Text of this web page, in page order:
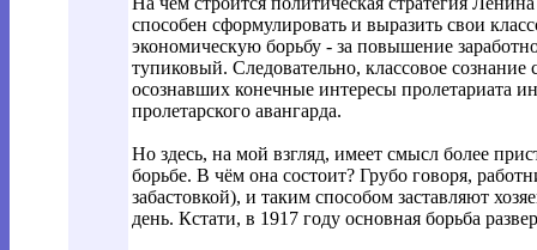
способен сформулировать и выразить свои
экономическую борьбу - за повышение
тупиковый. Следовательно, классовое
осознавших конечные интересы пролетариата
пролетарского авангарда.
Но здесь, на мой взгляд, имеет смысл более
борьбе. В чём она состоит? Грубо говоря,
забастовкой), и таким способом заставляют
день. Кстати, в 1917 году основная борьба